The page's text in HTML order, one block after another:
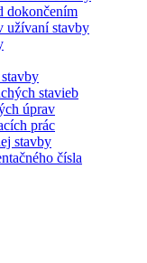
dokončením
užívaní stavby
stavieb
úprav
prác
stavby
čísla